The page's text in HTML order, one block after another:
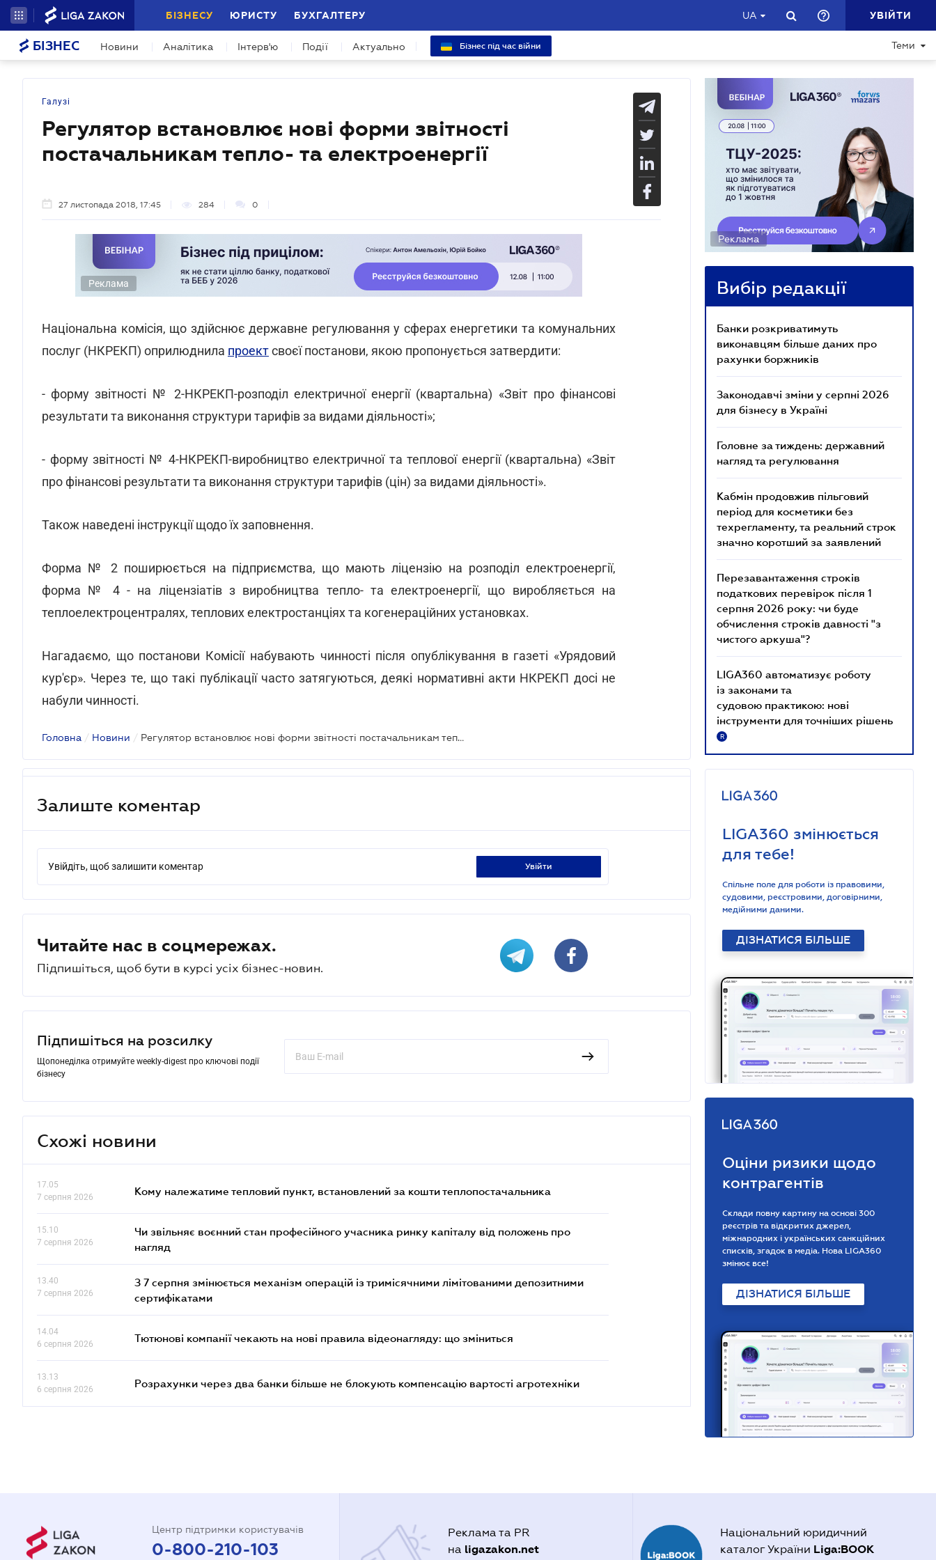
БІЗНЕСУ ЮРИСТУ БУХГАЛТЕРУ UA УВІЙТИ
БІЗНЕС Новини Аналітика Інтерв'ю Події Актуально Бізнес під час війни Теми
Галузі
Регулятор встановлює нові форми звітності
постачальникам тепло- та електроенергії
27 листопада 2018, 17:45 284 0
Реклама
Національна комісія, що здійснює державне регулювання у сферах енергетики та комунальних
послуг (НКРЕКП) оприлюднила проектсвоєї постанови, якою пропонується затвердити:
- форму звітності № 2-НКРЕКП-розподіл електричної енергії (квартальна) «Звіт про фінансові
результати та виконання структури тарифів за видами діяльності»;
- форму звітності № 4-НКРЕКП-виробництво електричної та теплової енергії (квартальна) «Звіт
про фінансові результати та виконання структури тарифів (цін) за видами діяльності».
Також наведені інструкції щодо їх заповнення.
Форма № 2 поширюється на підприємства, що мають ліцензію на розподіл електроенергії,
форма № 4 - на ліцензіатів з виробництва тепло- та електроенергії, що виробляється на
теплоелектроцентралях, теплових електростанціях та когенераційних установках.
Нагадаємо, що постанови Комісії набувають чинності після опублікування в газеті «Урядовий
кур'єр». Через те, що такі публікації часто затягуються, деякі нормативні акти НКРЕКП досі не
набули чинності.
Головна / Новини / Регулятор встановлює нові форми звітності постачальникам тепло- та електроенергії
Залиште коментар
Увійдіть, щоб залишити коментар увійти
Читайте нас в соцмережах.
Підпишіться, щоб бути в курсі усіх бізнес-новин.
Підпишіться на розсилку
Щопонеділка отримуйте weekly-digest про ключові події
бізнесу
Схожі новини
17.05
7 серпня 2026
Кому належатиме тепловий пункт, встановлений за кошти теплопостачальника
15.10
7 серпня 2026
Чи звільняє воєнний стан професійного учасника ринку капіталу від положень про
нагляд
13.40
7 серпня 2026
З 7 серпня змінюється механізм операцій із тримісячними лімітованими депозитними
сертифікатами
14.04
6 серпня 2026
Тютюнові компанії чекають на нові правила відеонагляду: що зміниться
13.13
6 серпня 2026
Розрахунки через два банки більше не блокують компенсацію вартості агротехніки
Реклама
Вибір редакції
Банки розкриватимуть
виконавцям більше даних про
рахунки боржників
Законодавчі зміни у серпні 2026
для бізнесу в Україні
Головне за тиждень: державний
нагляд та регулювання
Кабмін продовжив пільговий
період для косметики без
техрегламенту, та реальний строк
значно коротший за заявлений
Перезавантаження строків
податкових перевірок після 1
серпня 2026 року: чи буде
обчислення строків давності "з
чистого аркуша"?
LIGA360 автоматизує роботу
із законами та
судовою практикою: нові
інструменти для точніших рішень
R
LIGA360 змінюється
для тебе!
Спільне поле для роботи із правовими,
судовими, реєстровими, договірними,
медійними даними.
ДІЗНАТИСЯ БІЛЬШЕ
Оціни ризики щодо
контрагентів
Склади повну картину на основі 300
реєстрів та відкритих джерел,
міжнародних і українських санкційних
списків, згадок в медіа. Нова LIGA360
змінює все!
ДІЗНАТИСЯ БІЛЬШЕ
Центр підтримки користувачів
0-800-210-103
Реклама та PR
на ligazakon.net
Національний юридичний
каталог України Liga:BOOK